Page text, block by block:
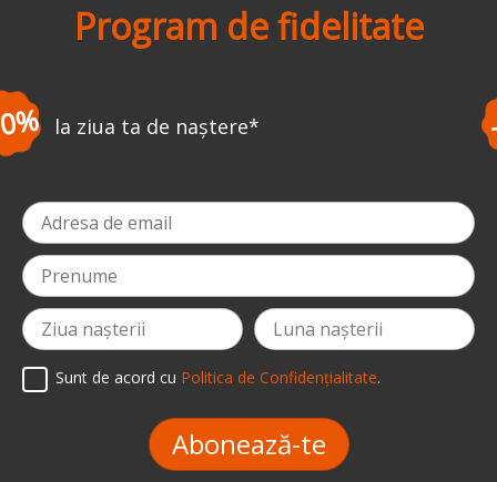
Program de fidelitate
-3% la prima comandă
Sunt de acord cu Politica de Confidențialitate.
Abonează-te